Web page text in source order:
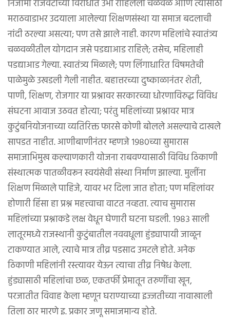
निजामी राजवटीच्या विरोधात उभी राहिलेली चळवळ आणि त्यासाठी
मराठवाडाभर उदयाला आलेल्या शिक्षणसंस्था या समाज बदलाची
नांदी ठरल्या असत्या; पण तसे झाले नाही. कारण महिलांचे स्वातंत्र्य
चळवळीतील योगदान जसे पडद्याआड राहिले; तसेच, महिलाही
पडद्याआड गेल्या. स्वातंत्र्य मिळाले; पण लिंगाधारित विषमतेची
पाळेमुळे उखडली गेली नाहीत. बहात्तरच्या दुष्काळानंतर शेती,
पाणी, शिक्षण, रोजगार या प्रश्नावर सरकारच्या धोरणाविरुद्ध विविध
संघटना आवाज उठवत होत्या; परंतु महिलांच्या प्रश्नावर मात्र
कुटुंबनियोजनाच्या व्यतिरिक्त फारसे कोणी बोलले असल्याचे दाखले
सापडत नाहीत. आणीबाणीनंतर म्हणजे १९८०च्या सुमारास
समाजाभिमुख कल्याणकारी योजना राबवण्यासाठी विविध ठिकाणी
संस्थात्मक पातळीवरून स्वयंसेवी संस्था निर्माण झाल्या. मुलींना
शिक्षण मिळाले पाहिजे, यावर भर दिला जात होता; पण महिलांवर
होणारी हिंसा हा प्रश्न महत्त्वाचा वाटत नव्हता. त्याच सुमारास
महिलांच्या प्रश्नाकडे लक्ष वेधून घेणारी घटना घडली. १९८३ साली
लातूरमध्ये राजस्थानी कुटुंबातील नववधूला हुंड्यापायी जाळून
टाकण्यात आले, त्याचे मात्र तीव्र पडसाद उमटले होते. अनेक
ठिकाणी महिलांनी रस्त्यावर येऊन त्याचा तीव्र निषेध केला.
हुंड्यासाठी महिलांचा छळ, एकतर्फी प्रेमातून तरुणींचा खून,
परजातीत विवाह केला म्हणून घराण्याच्या इज्जतीच्या नावाखाली
तिला ठार मारणे इ. प्रकार जणू समाजमान्य होते.